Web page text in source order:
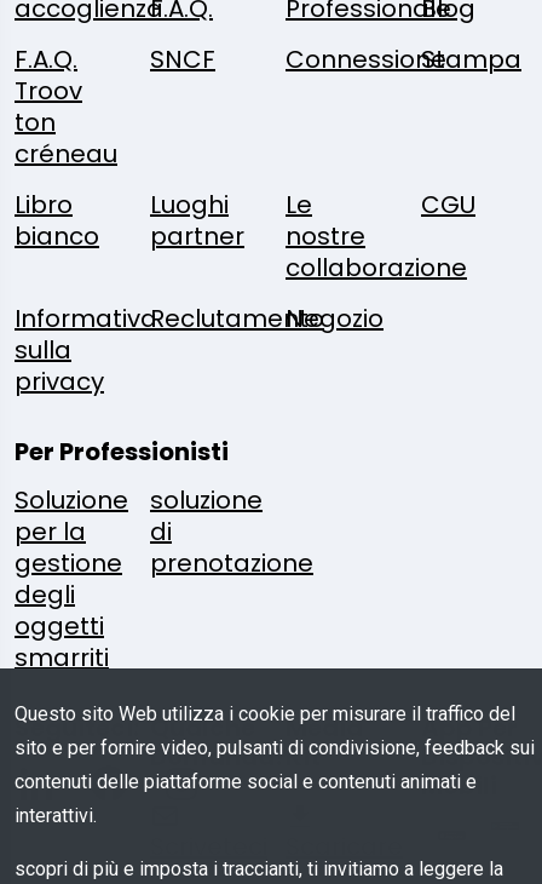
accoglienzaF.A.Q. Professionale
Blog
F.A.Q.
Troov
ton
créneau
SNCF ConnessioneStampa
Libro
bianco
Luoghi
partner
Le
nostre
collaborazione
CGU
Informativa
sulla
privacy
ReclutamentoNegozio
Per Professionisti
Soluzione
per la
gestione
degli
oggetti
smarriti
soluzione
di
prenotazione
Seguiteci: Qualche
Domanda?
Media
Kit
App Per
Mobili
Questo sito Web utilizza i cookie per misurare il traffico del
sito e per fornire video, pulsanti di condivisione, feedback sui
contenuti delle piattaforme social e contenuti animati e
interattivi.
scopri di più e imposta i traccianti, ti invitiamo a leggere la